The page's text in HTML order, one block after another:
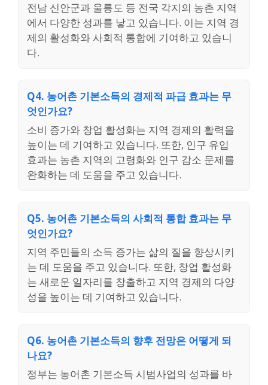
전남 신안군과 울릉도 등 전국 각지의 농촌 지역
에서 다양한 성과를 낳고 있습니다. 이는 지역 경
제의 활성화와 사회적 통합에 기여하고 있습니
다.
Q4. 농어촌 기본소득의 경제적 파급 효과는 무
엇인가요?
소비 증가와 창업 활성화는 지역 경제의 활력을
높이는 데 기여하고 있습니다. 또한, 인구 유입
효과는 농촌 지역의 고령화와 인구 감소 문제를
완화하는 데 도움을 주고 있습니다.
Q5. 농어촌 기본소득의 사회적 통합 효과는 무
엇인가요?
지역 주민들의 소득 증가는 삶의 질을 향상시키
는 데 도움을 주고 있습니다. 또한, 창업 활성화
는 새로운 일자리를 창출하고 지역 경제의 다양
성을 높이는 데 기여하고 있습니다.
Q6. 농어촌 기본소득의 향후 전망은 어떻게 되
나요?
정부는 농어촌 기본소득 시범사업의 성과를 바